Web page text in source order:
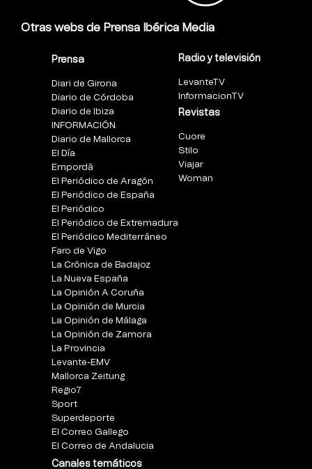
Otras webs de Prensa Ibérica Media
Prensa
Diari de Girona
Diario de Córdoba
Diario de Ibiza
INFORMACIÓN
Diario de Mallorca
El Día
Empordà
El Periódico de Aragón
El Periódico de España
El Periódico
El Periódico de Extremadura
El Periódico Mediterráneo
Faro de Vigo
La Crónica de Badajoz
La Nueva España
La Opinión A Coruña
La Opinión de Murcia
La Opinión de Málaga
La Opinión de Zamora
La Provincia
Levante-EMV
Mallorca Zeitung
Regio7
Sport
Superdeporte
El Correo Gallego
El Correo de Andalucia
Canales temáticos
Radio y televisión
LevanteTV
InformacionTV
Revistas
Cuore
Stilo
Viajar
Woman